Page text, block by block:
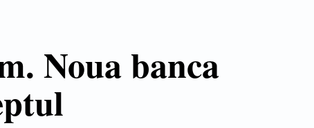
Noua banca